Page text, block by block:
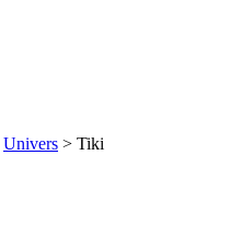
Univers > Tiki